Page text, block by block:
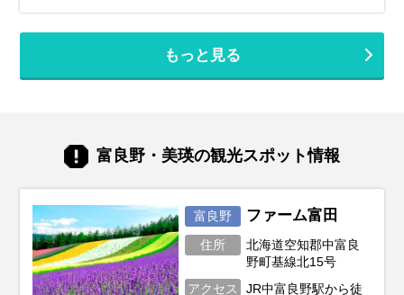
をたっぷり楽しむことは可能です！この記
事では、忙しいあなたのために、2泊3日の
届けします。あなただけの特別な北海道旅
行を実現するためのヒントを見つけて、最
もっと見る
富良野・美瑛の観光スポット情報
富良野 ファーム富田
住所
北海道空知郡中富良
野町基線北15号
アクセス
JR中富良野駅から徒